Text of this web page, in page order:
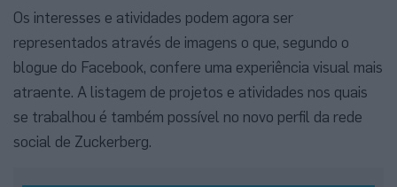
Os interesses e atividades podem agora ser
representados através de imagens o que, segundo o
blogue do Facebook, confere uma experiência visual mais
atraente. A listagem de projetos e atividades nos quais
se trabalhou é também possível no novo perfil da rede
social de Zuckerberg.